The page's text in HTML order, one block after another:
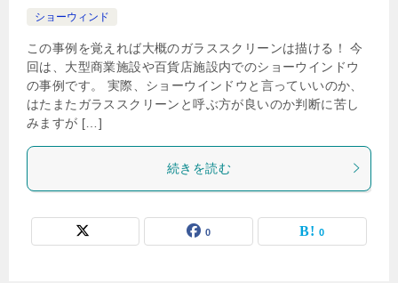
ショーウィンド
この事例を覚えれば大概のガラススクリーンは描ける！ 今
回は、大型商業施設や百貨店施設内でのショーウインドウ
の事例です。 実際、ショーウインドウと言っていいのか、
はたまたガラススクリーンと呼ぶ方が良いのか判断に苦し
みますが […]
続きを読む
0 0